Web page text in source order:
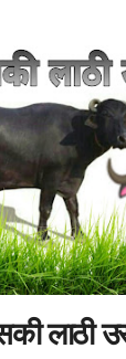
लाठी